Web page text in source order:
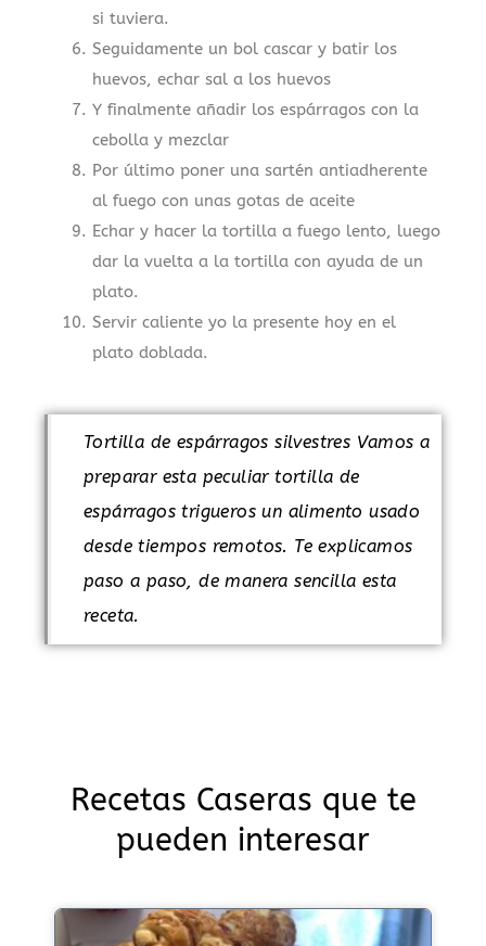
si tuviera.
Seguidamente un bol cascar y batir los
huevos, echar sal a los huevos
Y finalmente añadir los espárragos con la
cebolla y mezclar
Por último poner una sartén antiadherente
al fuego con unas gotas de aceite
Echar y hacer la tortilla a fuego lento, luego
dar la vuelta a la tortilla con ayuda de un
plato.
Servir caliente yo la presente hoy en el
plato doblada.
Tortilla de espárragos silvestres Vamos a
preparar esta peculiar tortilla de
espárragos trigueros un alimento usado
desde tiempos remotos. Te explicamos
paso a paso, de manera sencilla esta
receta.
Recetas Caseras que te
pueden interesar